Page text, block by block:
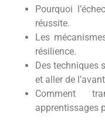
Pourquoi
réussite.
Les
résilience.
Des techniques
et aller de
Comment
apprentissages